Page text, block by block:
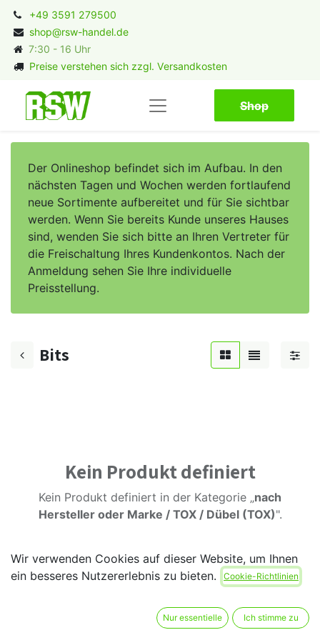
+49 3591 279500
shop@rsw-handel.de
7:30 - 16 Uhr
Preise verstehen sich zzgl. Versandkosten
Shop​​​​
Der Onlineshop befindet sich im Aufbau. In den
nächsten Tagen und Wochen werden fortlaufend
neue Sortimente aufbereitet und für Sie sichtbar
werden. Wenn Sie bereits Kunde unseres Hauses
sind, wenden Sie sich bitte an Ihren Vertreter für
die Freischaltung Ihres Kundenkontos. Nach der
Anmeldung sehen Sie Ihre individuelle
Preisstellung.
Bits
Kein Produkt definiert
Kein Produkt definiert in der Kategorie „nach
Hersteller oder Marke / TOX / Dübel (TOX)".
Wir verwenden Cookies auf dieser Website, um Ihnen
ein besseres Nutzererlebnis zu bieten.
Cookie-Richtlinien
Nur essentielle Ich stimme zu